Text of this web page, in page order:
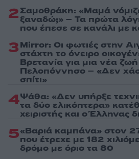
2Σαμοθράκη: «Μαμά
ξαναδώ;» – Τα πρώτα
που έπεσε σε κανάλι με
3Mirror: Οι φωτιές στην
στάχτη το όνειρο
Βρετανία για μια νέα
Πελοπόννησο – «Δεν
σπίτι»
4Ψάθα: «Δεν υπήρξε
τα δύο ελικόπτερα»
χειριστής και ο Έλληνας
5«Βαριά καμπάνα» στον
που έτρεχε με 182
δρόμο με όριο τα 80